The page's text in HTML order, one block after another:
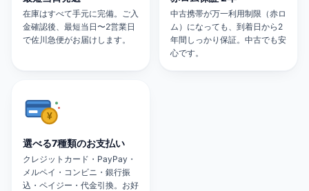
在庫はすべて手元に完備。ご入
金確認後、最短当日〜2営業日
で佐川急便がお届けします。
中古携帯が万一利用制限（赤ロ
ム）になっても、到着日から2
年間しっかり保証。中古でも安
心です。
選べる7種類のお支払い
クレジットカード・PayPay・
メルペイ・コンビニ・銀行振
込・ペイジー・代金引換。お好